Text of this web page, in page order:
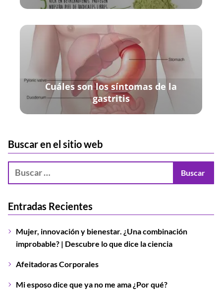
Cuáles son los síntomas de la
gastritis
Buscar en el sitio web
Entradas Recientes
Mujer, innovación y bienestar. ¿Una combinación
improbable? | Descubre lo que dice la ciencia
Afeitadoras Corporales
Mi esposo dice que ya no me ama ¿Por qué?